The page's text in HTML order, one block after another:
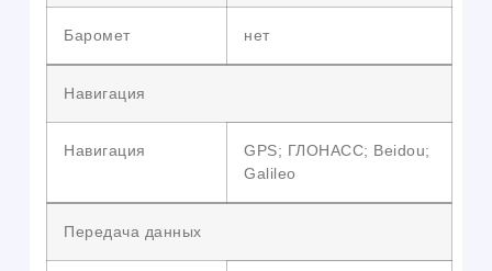
Баромет нет
Навигация
Навигация
GPS; ГЛОНАСС; Beidou;
Galileo
Передача данных